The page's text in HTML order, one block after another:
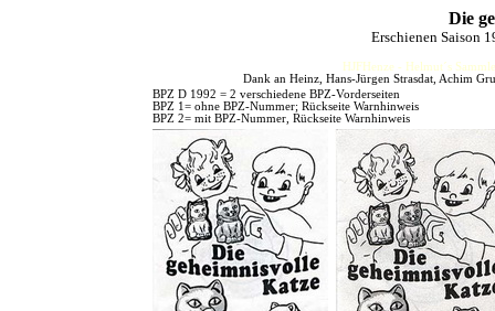
Die
Erschienen Saison
HJFHenze - Helmut´s
Dank an Heinz, Hans-Jürgen Strasdat, Achim
BPZ D 1992 = 2 verschiedene BPZ-Vorderseiten
BPZ 1= ohne BPZ-Nummer; Rückseite Warnhinweis
BPZ 2= mit BPZ-Nummer, Rückseite Warnhinweis